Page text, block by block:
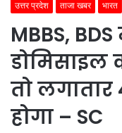
उत्तर प्रदेश ताजा खबर भारत
MBBS,
डोमिसाइल
तो लगातार
होगा – SC